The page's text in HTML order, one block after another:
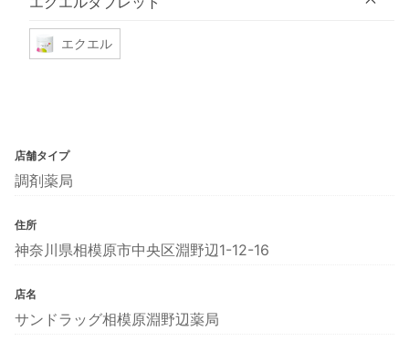
エクエル
店舗タイプ
調剤薬局
住所
神奈川県相模原市中央区淵野辺1-12-16
店名
サンドラッグ相模原淵野辺薬局